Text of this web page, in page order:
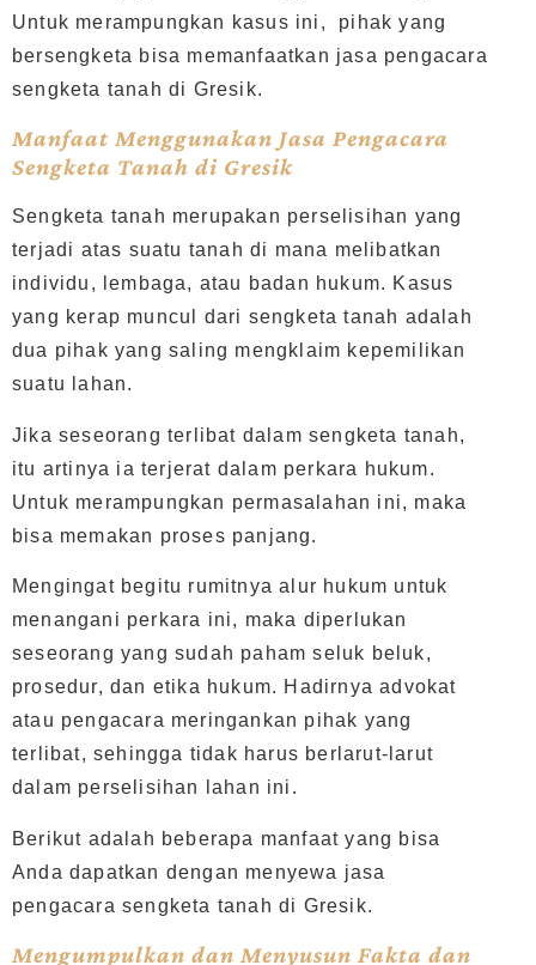
Untuk merampungkan kasus ini, pihak yang
bersengketa bisa memanfaatkan jasa pengacara
sengketa tanah di Gresik.
Manfaat Menggunakan Jasa Pengacara
Sengketa Tanah di Gresik
Sengketa tanah merupakan perselisihan yang
terjadi atas suatu tanah di mana melibatkan
individu, lembaga, atau badan hukum. Kasus
yang kerap muncul dari sengketa tanah adalah
dua pihak yang saling mengklaim kepemilikan
suatu lahan.
Jika seseorang terlibat dalam sengketa tanah,
itu artinya ia terjerat dalam perkara hukum.
Untuk merampungkan permasalahan ini, maka
bisa memakan proses panjang.
Mengingat begitu rumitnya alur hukum untuk
menangani perkara ini, maka diperlukan
seseorang yang sudah paham seluk beluk,
prosedur, dan etika hukum. Hadirnya advokat
atau pengacara meringankan pihak yang
terlibat, sehingga tidak harus berlarut-larut
dalam perselisihan lahan ini.
Berikut adalah beberapa manfaat yang bisa
Anda dapatkan dengan menyewa jasa
pengacara sengketa tanah di Gresik.
Mengumpulkan dan Menyusun Fakta dan